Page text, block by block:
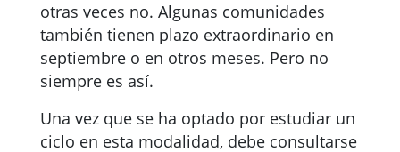
otras veces no. Algunas comunidades
también tienen plazo extraordinario en
septiembre o en otros meses. Pero no
siempre es así.
Una vez que se ha optado por estudiar un
ciclo en esta modalidad, debe consultarse